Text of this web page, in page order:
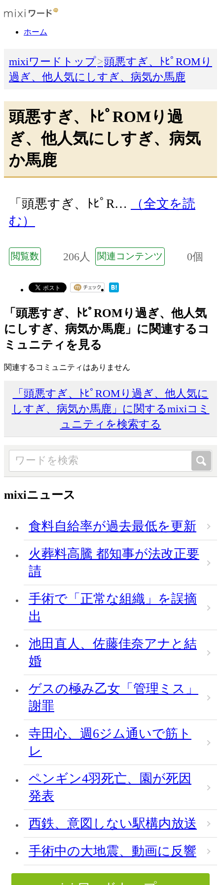
ホーム
mixiワードトップ
頭悪すぎ、ﾄﾋﾟROMり
過ぎ、他人気にしすぎ、病気か馬鹿
頭悪すぎ、ﾄﾋﾟROMり過
ぎ、他人気にしすぎ、病気
か馬鹿
「頭悪すぎ、ﾄﾋﾟR…
（全文を読
む）
閲覧数 206人 関連コンテンツ 0個
「頭悪すぎ、ﾄﾋﾟROMり過ぎ、他人気
にしすぎ、病気か馬鹿」に関連するコ
ミュニティを見る
関連するコミュニティはありません
「頭悪すぎ、ﾄﾋﾟROMり過ぎ、他人気に
しすぎ、病気か馬鹿」に関するmixiコミ
ュニティを検索する
mixiニュース
食料自給率が過去最低を更新
火葬料高騰 都知事が法改正要
請
手術で「正常な組織」を誤摘
出
池田直人、佐藤佳奈アナと結
婚
ゲスの極み乙女「管理ミス」
謝罪
寺田心、週6ジム通いで筋ト
レ
ペンギン4羽死亡、園が死因
発表
西鉄、意図しない駅構内放送
手術中の大地震、動画に反響